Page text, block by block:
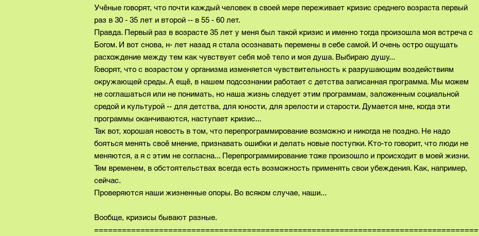
Учёные говорят, что почти каждый человек в своей мере переживает кризис среднего возраста первый
раз в 30 - 35 лет и второй -- в 55 - 60 лет.
Правда. Первый раз в возрасте 35 лет у меня был такой кризис и именно тогда произошла моя встреча с
Богом. И вот снова, н- лет назад я стала осознавать перемены в себе самой. И очень остро ощущать
расхождение между тем как чувствует себя моё тело и моя душа. Выбираю душу...
Говорят, что с возрастом у организма изменяется чувствительность к разрушающим воздействиям
окружающей среды. А ещё, в нашем подсознании работает с детства записанная программа. Мы можем
не соглашаться или не понимать, но наша жизнь следует этим программам, заложенным социальной
средой и культурой -- для детства, для юности, для зрелости и старости. Думается мне, когда эти
программы оканчиваются, наступает кризис...
Так вот, хорошая новость в том, что перепрограммирование возможно и никогда не поздно. Не надо
бояться менять своё мнение, признавать ошибки и делать новые поступки. Кто-то говорит, что люди не
меняются, а я с этим не согласна... Перепрограммирование тоже произошло и происходит в моей жизни.
Тем временем, в обстоятельствах всегда есть возможность применять свои убеждения. Как, например,
сейчас.
Проверяются наши жизненные опоры. Во всяком случае, наши...
Вообще, кризисы бывают разные.
===================================================================================